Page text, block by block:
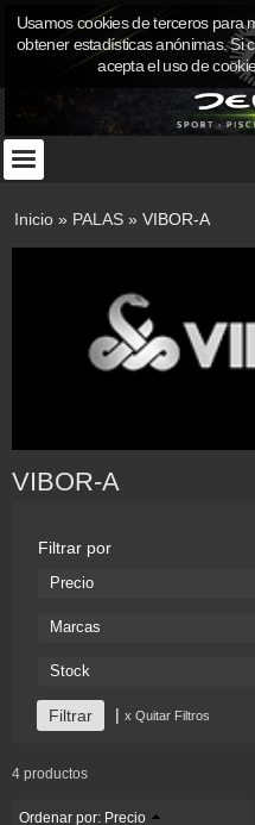
Inicio » PALAS » VIBOR-A
VIBOR-A
Filtrar por
Precio
Marcas
Stock
| x Quitar Filtros
4 productos
Ordenar por: Precio
Usamos cookies de terceros para
obtener estadísticas anónimas. Si
acepta el uso de